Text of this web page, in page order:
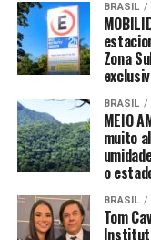
BRASIL
Zona
BRASIL
MEIO
muito
o
BRASIL
Tom